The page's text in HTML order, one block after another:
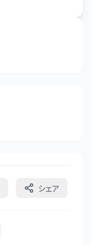
シェア